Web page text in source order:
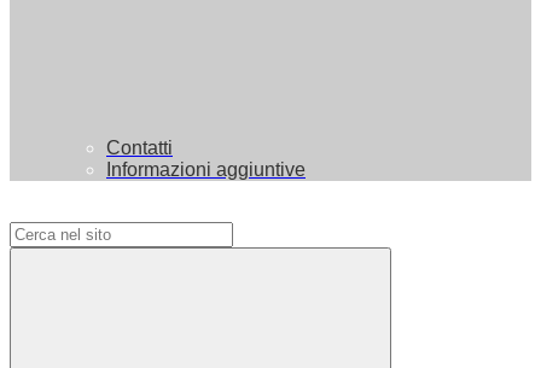
Contatti
Informazioni aggiuntive